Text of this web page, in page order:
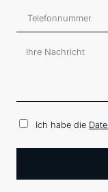
Ich habe die